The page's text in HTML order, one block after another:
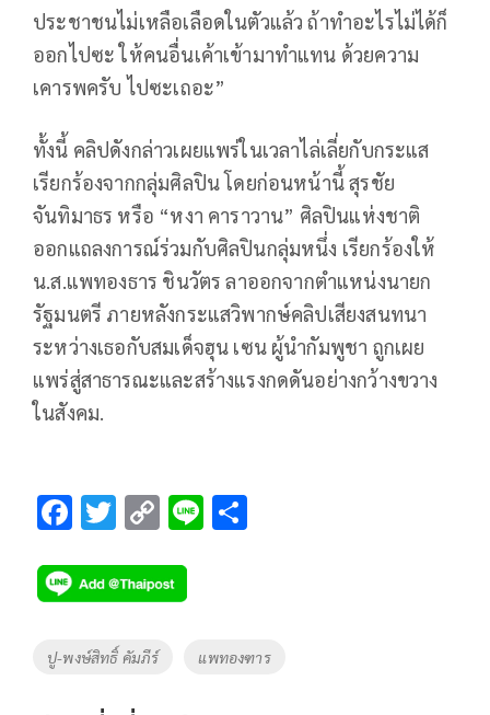
ประชาชนไม่เหลือเลือดในตัวแล้ว ถ้าทำอะไรไม่ได้ก็
ออกไปซะ ให้คนอื่นเค้าเข้ามาทำแทน ด้วยความ
เคารพครับ ไปซะเถอะ”
ทั้งนี้ คลิปดังกล่าวเผยแพร่ในเวลาไล่เลี่ยกับกระแส
เรียกร้องจากกลุ่มศิลปิน โดยก่อนหน้านี้ สุรชัย
จันทิมาธร หรือ “หงา คาราวาน” ศิลปินแห่งชาติ
ออกแถลงการณ์ร่วมกับศิลปินกลุ่มหนึ่ง เรียกร้องให้
น.ส.แพทองธาร ชินวัตร ลาออกจากตำแหน่งนายก
รัฐมนตรี ภายหลังกระแสวิพากษ์คลิปเสียงสนทนา
ระหว่างเธอกับสมเด็จฮุน เซน ผู้นำกัมพูชา ถูกเผย
แพร่สู่สาธารณะและสร้างแรงกดดันอย่างกว้างขวาง
ในสังคม.
F
e
b
o
T
tt
er
C
p
y
Li
Li
Tags
ปู-พงษ์สิทธิ์ คัมภีร์ แพทองฑาร